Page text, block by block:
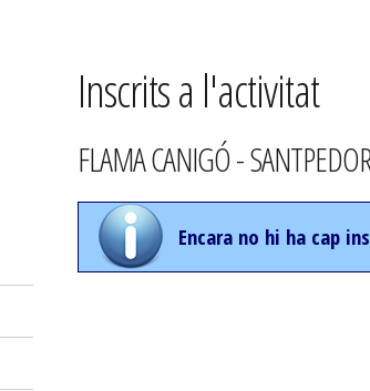
Inscrits a l'activitat
FLAMA CANIGÓ -
Encara no hi ha cap